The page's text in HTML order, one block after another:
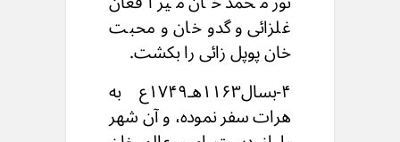
غلزائی و گدو خان و محبت
خان پوپل زائی را بکشت.
۴-بسال۱۱۶۳هـ۱۷۴۹ع به
هرات سفر نموده، و آن شهر